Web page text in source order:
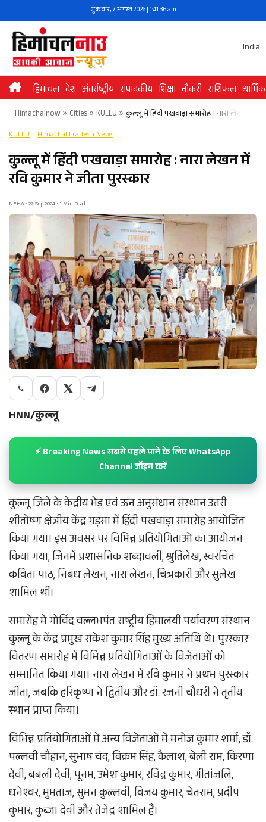
to
content
शुक्रवार, 7 अगस्त 2026 | 1:41:36 am
India
हिमांचल देश अंतर्राष्ट्रीय संपादकीय शिक्षा नौकरी राशिफल धार्मिक
Himachalnow» Cities» KULLU » कुल्लू में हिंदी पखवाड़ा समारोह : नारा लेखन में
KULLU Himachal Pradesh News
कुल्लू में हिंदी पखवाड़ा समारोह : नारा लेखन में
रवि कुमार ने जीता पुरस्कार
NEHA • 27 Sep 2024 • 1 Min Read
HNN/कुल्लू
⚡ Breaking News सबसे पहले पाने के लिए WhatsApp
Channel जॉइन करें
कुल्लू जिले के केंद्रीय भेड़ एवं ऊन अनुसंधान संस्थान उत्तरी
शीतोष्ण क्षेत्रीय केंद्र गड़सा में हिंदी पखवाड़ा समारोह आयोजित
किया गया। इस अवसर पर विभिन्न प्रतियोगिताओं का आयोजन
किया गया, जिनमें प्रशासनिक शब्दावली, श्रुतिलेख, स्वरचित
कविता पाठ, निबंध लेखन, नारा लेखन, चित्रकारी और सुलेख
शामिल थीं।
समारोह में गोविंद वल्लभपंत राष्ट्रीय हिमालयी पर्यावरण संस्थान
कुल्लू के केंद्र प्रमुख राकेश कुमार सिंह मुख्य अतिथि थे। पुरस्कार
वितरण समारोह में विभिन्न प्रतियोगिताओं के विजेताओं को
सम्मानित किया गया। नारा लेखन में रवि कुमार ने प्रथम पुरस्कार
जीता, जबकि हरिकृष्ण ने द्वितीय और डॉ. रजनी चौधरी ने तृतीय
स्थान प्राप्त किया।
विभिन्न प्रतियोगिताओं में अन्य विजेताओं में मनोज कुमार शर्मा, डॉ.
पल्लवी चौहान, सुभाष चंद, विक्रम सिंह, कैलाश, बेली राम, किरणा
देवी, बबली देवी, पूनम, उमेश कुमार, रविंद्र कुमार, गीतांजलि,
धनेश्वर, मुमताज, सुमन कुल्लवी, विजय कुमार, चेतराम, प्रदीप
कुमार, कुब्जा देवी और तेजेंद्र शामिल हैं।